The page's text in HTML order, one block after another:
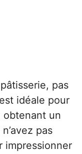
pas
idéale pour
obtenant un
pas
impressionner